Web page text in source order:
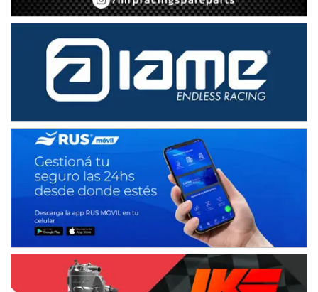
SUR SANTAFESINO - F4
José Samuel Sánchez (Tierra)
Rufino (Santa Fe)
TUCUMANO - F5
Juan Navarro (Asfalto)
El Timbó (Tucumán)